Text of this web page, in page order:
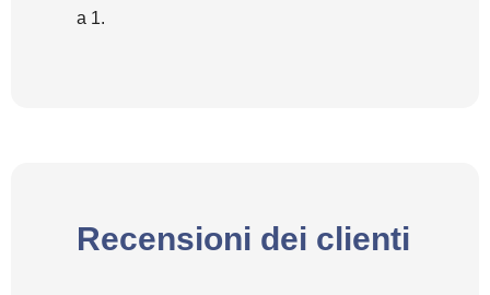
a 1.
Recensioni dei clienti